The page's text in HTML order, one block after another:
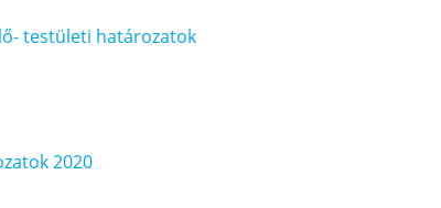
testületi határozatok
2020